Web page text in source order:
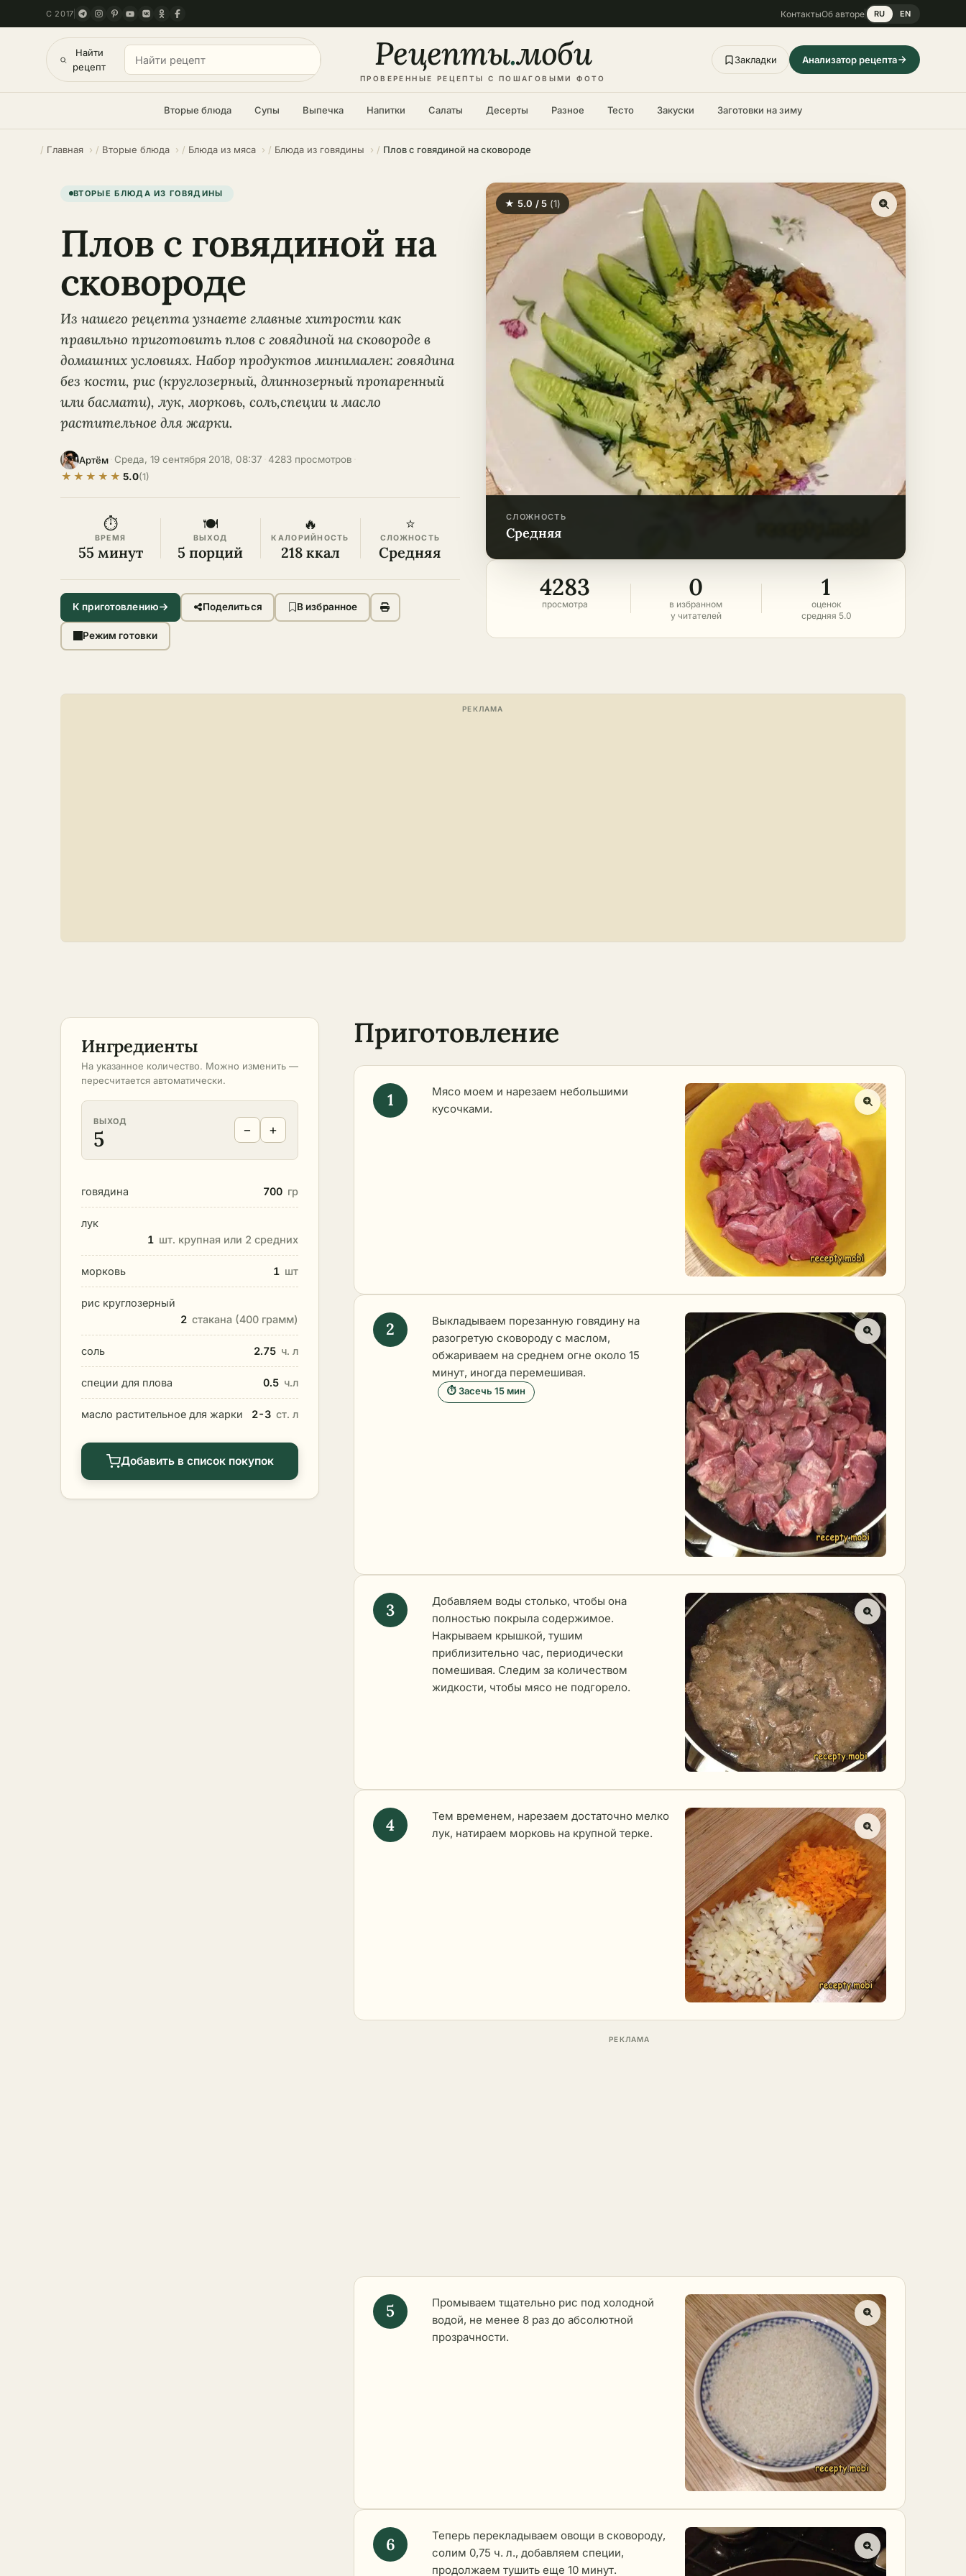
С 2017 КонтактыОб авторе RU EN
Найти
рецепт
Рецепты.моби
ПРОВЕРЕННЫЕ РЕЦЕПТЫ С ПОШАГОВЫМИ ФОТО
Закладки Анализатор рецепта
Вторые блюда Супы Выпечка Напитки Салаты Десерты Разное Тесто Закуски Заготовки на зиму
Главная Вторые блюда Блюда из мяса Блюда из говядины Плов с говядиной на сковороде
★ 5.0 / 5 (1)
СЛОЖНОСТЬ
средняя
4283
просмотра
0
в избранном
у читателей
1
оценок
средняя 5.0
ВТОРЫЕ БЛЮДА ИЗ ГОВЯДИНЫ
Плов с говядиной на
сковороде
Из нашего рецепта узнаете главные хитрости как
правильно приготовить плов с говядиной на сковороде в
домашних условиях. Набор продуктов минимален: говядина
без кости, рис (круглозерный, длиннозерный пропаренный
или басмати), лук, морковь, соль,специи и масло
растительное для жарки.
Артём Среда, 19 сентября 2018, 08:37 4283 просмотров
★ ★ ★ ★ ★ 5.0(1)
⏱
ВРЕМЯ
55 минут
🍽
ВЫХОД
5 порций
🔥
КАЛОРИЙНОСТЬ
218 ккал
⭐
СЛОЖНОСТЬ
Средняя
К приготовлению Поделиться В избранное
Режим готовки
Ингредиенты
На указанное количество. Можно изменить —
пересчитается автоматически.
ВЫХОД
5 − +
говядина 700 гр
лук
1 шт. крупная или 2 средних
морковь 1 шт
рис круглозерный
2 стакана (400 грамм)
соль 2.75 ч. л
специи для плова 0.5 ч.л
масло растительное для жарки 2-3 ст. л
Добавить в список покупок
Приготовление
Мясо моем и нарезаем небольшими
кусочками.
Выкладываем порезанную говядину на
разогретую сковороду с маслом,
обжариваем на среднем огне около 15
минут, иногда перемешивая.
⏱ Засечь 15 мин
Добавляем воды столько, чтобы она
полностью покрыла содержимое.
Накрываем крышкой, тушим
приблизительно час, периодически
помешивая. Следим за количеством
жидкости, чтобы мясо не подгорело.
Тем временем, нарезаем достаточно мелко
лук, натираем морковь на крупной терке.
Промываем тщательно рис под холодной
водой, не менее 8 раз до абсолютной
прозрачности.
Теперь перекладываем овощи в сковороду,
солим 0,75 ч. л., добавляем специи,
продолжаем тушить еще 10 минут.